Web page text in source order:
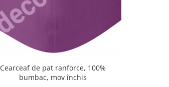
Cearceaf de pat ranforce, 100%
bumbac, mov închis